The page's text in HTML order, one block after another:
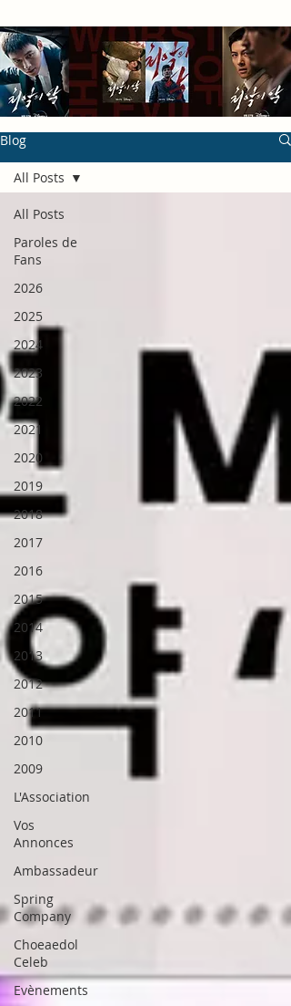
Blog
All Posts
Paroles de
Fans
2026
2025
2024
2023
2022
2021
2020
2019
2018
2017
2016
2015
2014
2013
2012
2011
2010
2009
L'Association
Vos
Annonces
Ambassadeur
Spring
Company
Choeaedol
Celeb
Evènements
All Posts